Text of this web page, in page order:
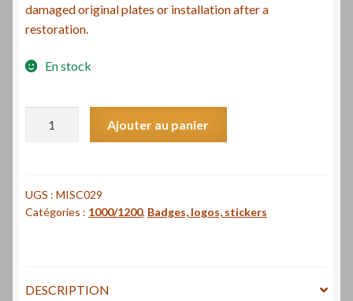
damaged original plates or installation after a
restoration.
En stock
Laverda
1000
homologation
Ajouter au panier
UGS : MISC029
Catégories : 1000/1200, Badges, logos, stickers
DESCRIPTION